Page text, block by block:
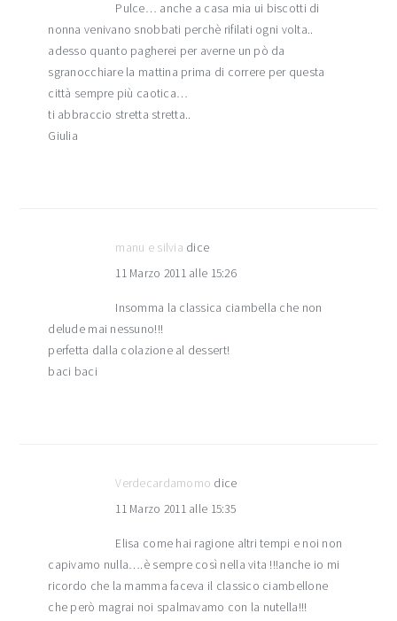
Pulce… anche a casa mia ui biscotti di
nonna venivano snobbati perchè rifilati ogni volta..
adesso quanto pagherei per averne un pò da
sgranocchiare la mattina prima di correre per questa
città sempre più caotica…
ti abbraccio stretta stretta..
Giulia
manu e silvia dice
11 Marzo 2011 alle 15:26
Insomma la classica ciambella che non
delude mai nessuno!!!
perfetta dalla colazione al dessert!
baci baci
Verdecardamomo dice
11 Marzo 2011 alle 15:35
Elisa come hai ragione altri tempi e noi non
capivamo nulla….è sempre così nella vita !!!anche io mi
ricordo che la mamma faceva il classico ciambellone
che però magrai noi spalmavamo con la nutella!!!